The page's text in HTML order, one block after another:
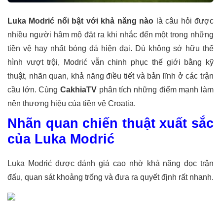
Luka Modrić nổi bật với khả năng nào là câu hỏi được
nhiều người hâm mộ đặt ra khi nhắc đến một trong những
tiền vệ hay nhất bóng đá hiện đại. Dù không sở hữu thể
hình vượt trội, Modrić vẫn chinh phục thế giới bằng kỹ
thuật, nhãn quan, khả năng điều tiết và bản lĩnh ở các trận
cầu lớn. Cùng CakhiaTV phân tích những điểm mạnh làm
nên thương hiệu của tiền vệ Croatia.
Nhãn quan chiến thuật xuất sắc
của Luka Modrić
Luka Modrić được đánh giá cao nhờ khả năng đọc trận
đấu, quan sát khoảng trống và đưa ra quyết định rất nhanh.